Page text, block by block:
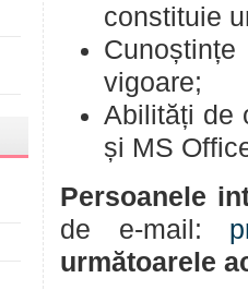
constituie
vigoare;
Abilități de
și MS
Persoanele
de e-mail:
următoarele